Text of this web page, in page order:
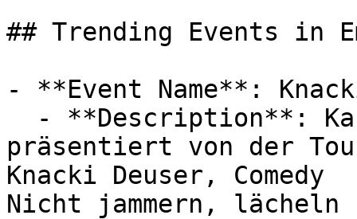
## Trending Events in
- **Event Name**:
präsentiert von der
Knacki Deuser, Comedy
Nicht jammern, lächeln